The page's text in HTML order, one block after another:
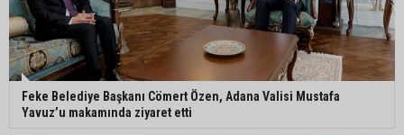
Ceyhan’da yağlık ayçiçeği hasadı başladı
Feke Belediye Başkanı Cömert Özen, Adana Valisi Mustafa
Yavuz’u makamında ziyaret etti